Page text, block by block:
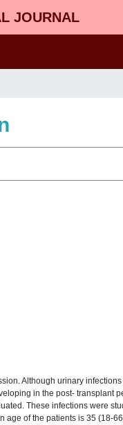
JOURNAL
Although urinary
in the post- transplant
These infections were
of the patients is 35 (18-